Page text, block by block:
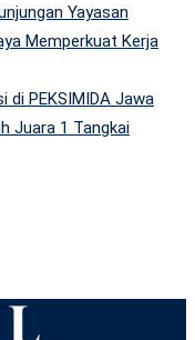
Yayasan
Memperkuat Kerja
di PEKSIMIDA Jawa
Juara 1 Tangkai